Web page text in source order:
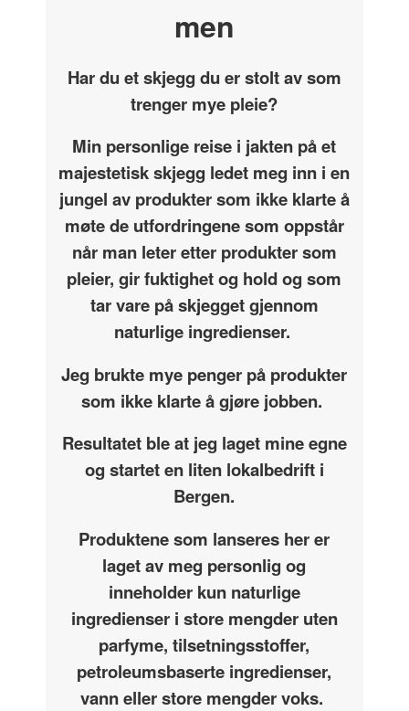
men
Har du et skjegg du er stolt av som
trenger mye pleie?
Min personlige reise i jakten på et
majestetisk skjegg ledet meg inn i en
jungel av produkter som ikke klarte å
møte de utfordringene som oppstår
når man leter etter produkter som
pleier, gir fuktighet og hold og som
tar vare på skjegget gjennom
naturlige ingredienser.
Jeg brukte mye penger på produkter
som ikke klarte å gjøre jobben.
Resultatet ble at jeg laget mine egne
og startet en liten lokalbedrift i
Bergen.
Produktene som lanseres her er
laget av meg personlig og
inneholder kun naturlige
ingredienser i store mengder uten
parfyme, tilsetningsstoffer,
petroleumsbaserte ingredienser,
vann eller store mengder voks.